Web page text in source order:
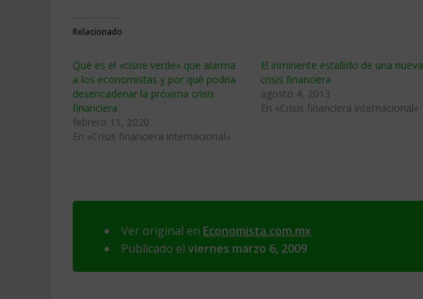
Relacionado
Qué es el «cisne verde» que alarma
a los economistas y por qué podría
desencadenar la próxima crisis
financiera
febrero 11, 2020
En «Crisis financiera internacional»
El inminente estallido de una nueva
crisis financiera
agosto 4, 2013
En «Crisis financiera internacional»
Ver original en Economista.com.mx
Publicado el viernes marzo 6, 2009